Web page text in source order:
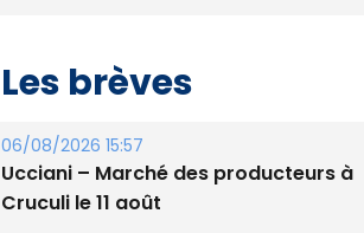
06/08/2026 15:57
Cruculi le 11 août
06/08/2026 15:25